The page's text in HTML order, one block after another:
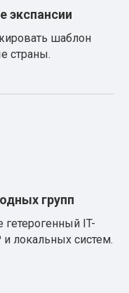
экспансии
шаблон
страны.
групп
IT-
и локальных систем.